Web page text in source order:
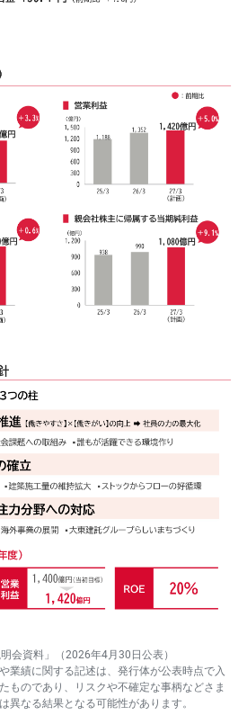
会資料」（2026年4月30日公表）
業績に関する記述は、発行体が公表時点で入
ものであり、リスクや不確定な事柄などさま
異なる結果となる可能性があります。